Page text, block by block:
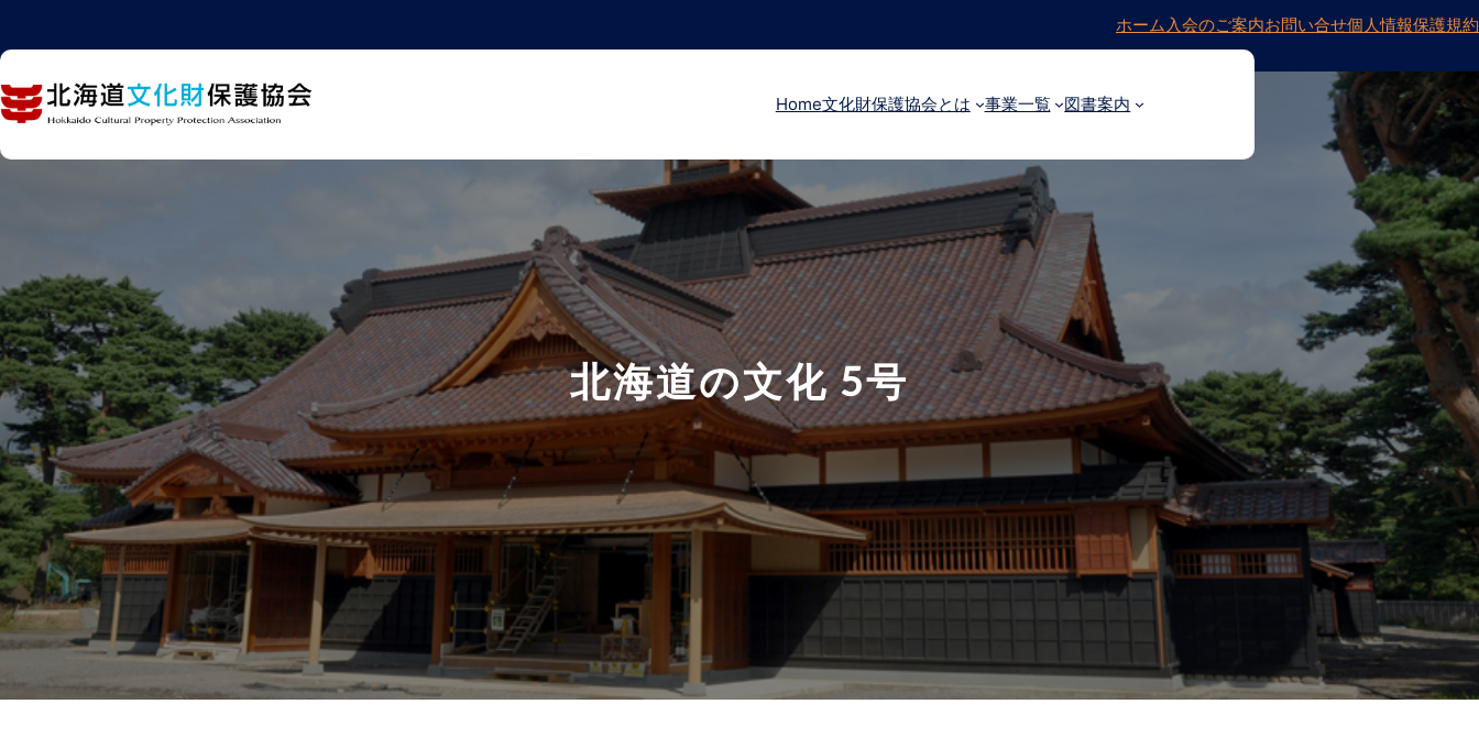
ス
キ
ッ
ホーム入会のご案内お問い合せ個人情報保護規約
Home文化財保護協会とは 事業一覧 図書案内
北海道の文化 5号